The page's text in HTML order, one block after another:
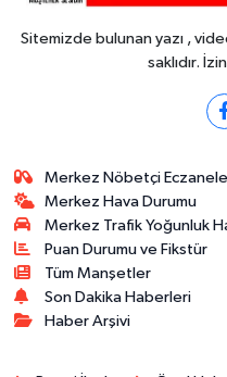
Sitemizde bulunan yazı ,
saklıdır.
Merkez Nöbetçi
Merkez Hava Durumu
Merkez Trafik Yoğunluk
Puan Durumu ve Fikstür
Tüm Manşetler
Son Dakika Haberleri
Haber Arşivi